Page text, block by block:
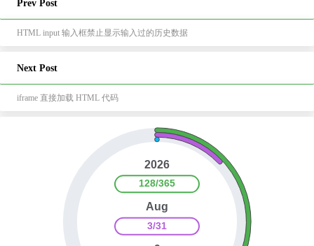
Prev Post
HTML input 输入框禁止显示输入过的历史数据
Next Post
iframe 直接加载 HTML 代码